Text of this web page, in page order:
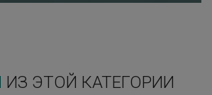
ИЗ ЭТОЙ КАТЕГОРИИ